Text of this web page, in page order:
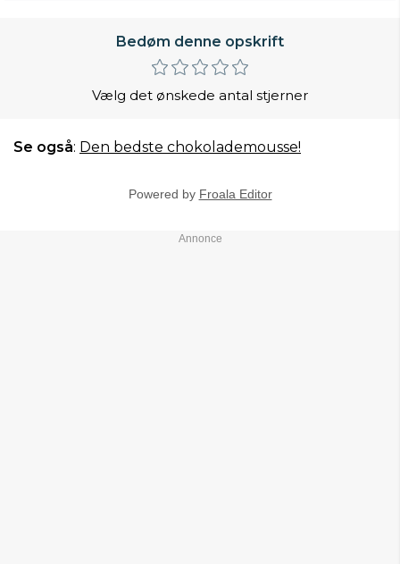
Bedøm denne opskrift
Vælg det ønskede antal stjerner
Se også: Den bedste chokolademousse!
Powered by Froala Editor